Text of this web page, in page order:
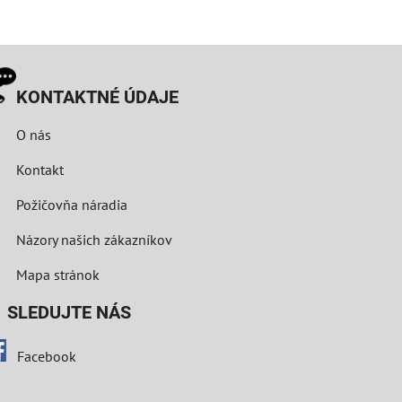
KONTAKTNÉ ÚDAJE
O nás
Kontakt
Požičovňa náradia
Názory našich zákazníkov
Mapa stránok
NÁS
Facebook